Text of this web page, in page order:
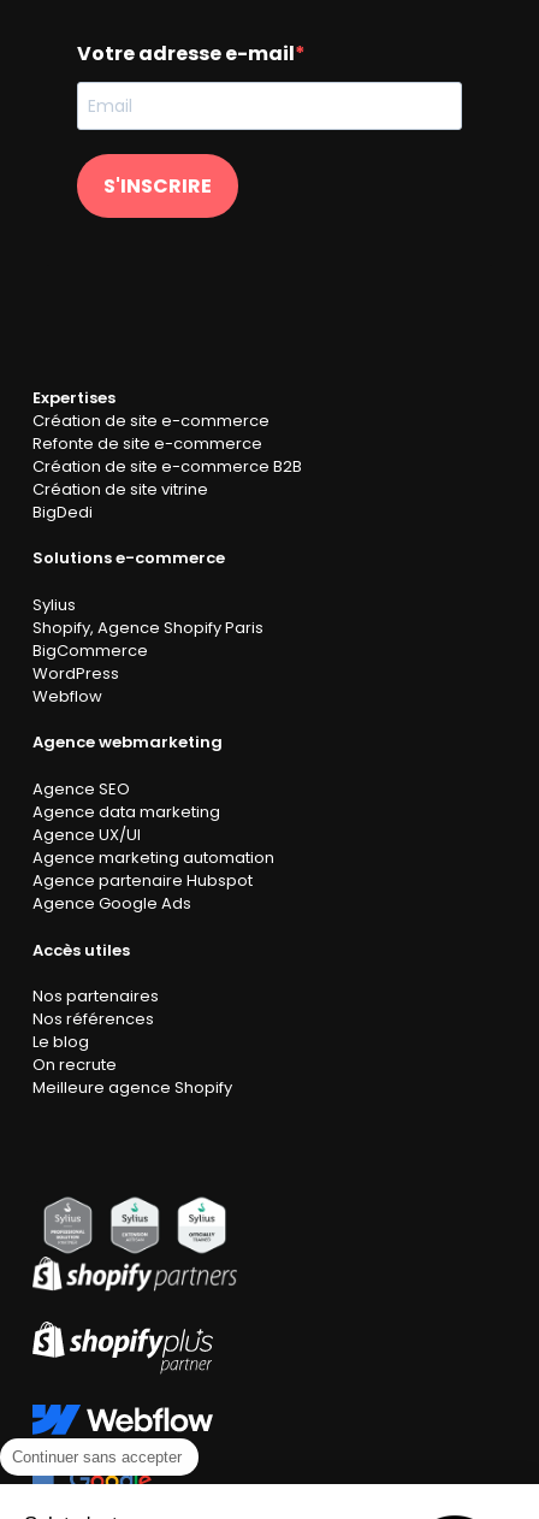
Votre adresse e-mail
S'INSCRIRE
Expertises
Création de site e-commerce
Refonte de site e-commerce
Création de site e-commerce B2B
Création de site vitrine
BigDedi
Solutions e-commerce
Sylius
Shopify, Agence Shopify Paris
BigCommerce
WordPress
Webflow
Agence webmarketing
Agence SEO
Agence data marketing
Agence UX/UI
Agence marketing automation
Agence partenaire Hubspot
Agence Google Ads
Accès utiles
Nos partenaires
Nos références
Le blog
On recrute
Meilleure agence Shopify
Continuer sans accepter